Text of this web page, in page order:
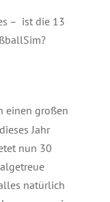
– ist die 13
einen großen
dieses Jahr
nun 30
natürlich